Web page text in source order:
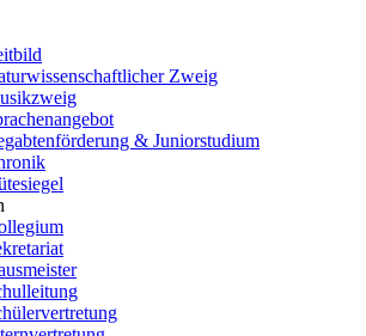
Zweig
& Juniorstudium